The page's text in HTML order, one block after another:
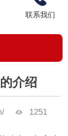
联系我们
介绍
1251